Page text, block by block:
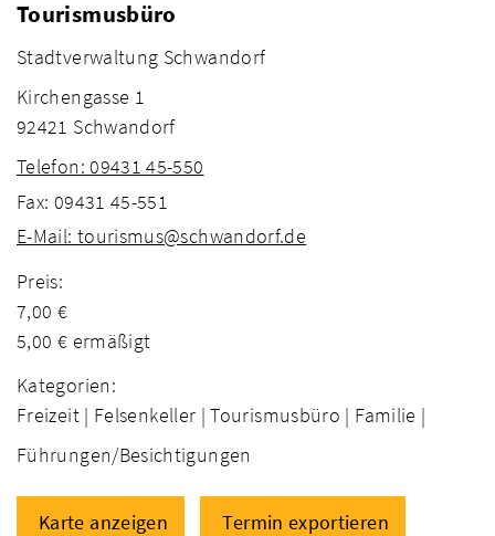
Tourismusbüro
Stadtverwaltung Schwandorf
Kirchengasse 1
92421 Schwandorf
Telefon: 09431 45-550
Fax: 09431 45-551
E-Mail: tourismus@schwandorf.de
Preis:
7,00 €
5,00 € ermäßigt
Kategorien:
Freizeit | Felsenkeller | Tourismusbüro | Familie |
Führungen/Besichtigungen
Karte anzeigen Termin exportieren